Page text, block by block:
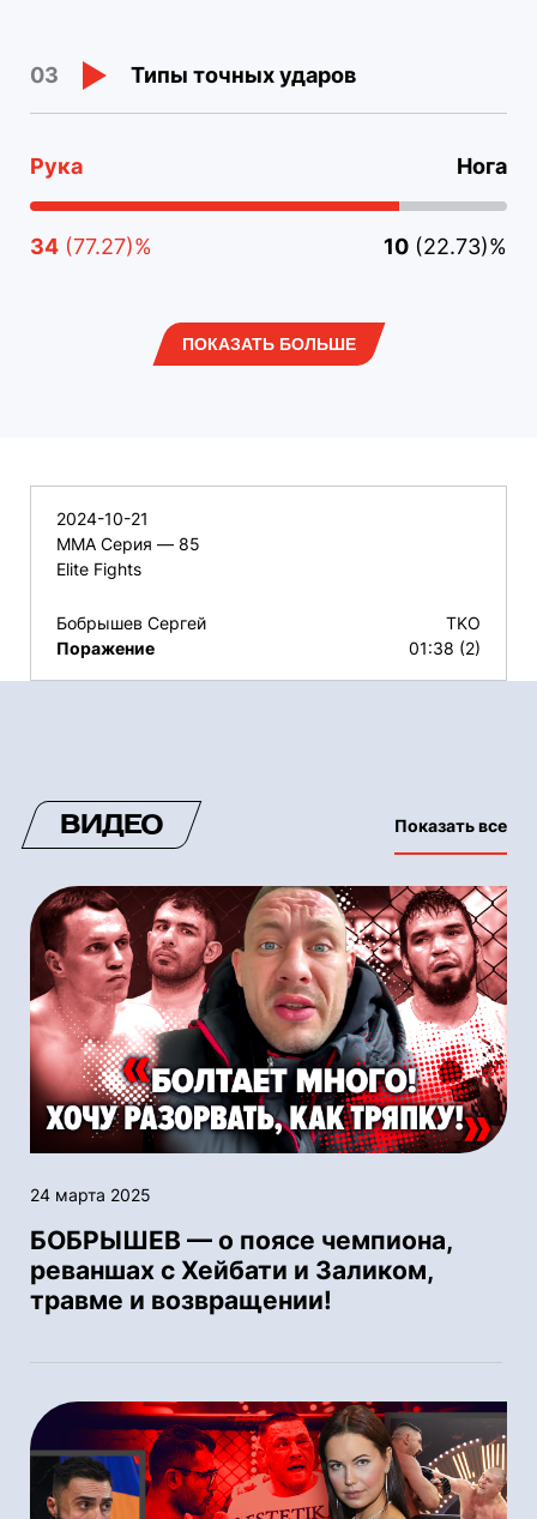
03 Типы точных ударов
Рука Нога
34 (77.27)% 10 (22.73)%
ПОКАЗАТЬ БОЛЬШЕ
2024-10-21
ММА Серия — 85
Elite Fights
Бобрышев Сергей
Поражение
TKO
01:38 (2)
ВИДЕО Показать все
24 марта 2025
БОБРЫШЕВ — о поясе чемпиона,
реваншах с Хейбати и Заликом,
травме и возвращении!